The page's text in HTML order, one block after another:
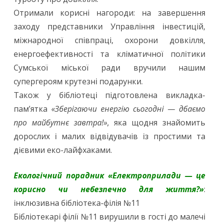
Отримали корисні нагороди: на завершення
заходу представники Управління інвестицій,
міжнародної співпраці, охорони довкілля,
енергоефективності та кліматичної політики
Сумської міської ради вручили нашим
супергероям крутезні подарунки.
Також у бібліотеці підготовлена викладка-
пам’ятка «Зберігаючи енергію сьогодні — дбаємо
про майбутнє завтра!», яка щодня знайомить
дорослих і малих відвідувачів із простими та
дієвими еко-лайфхаками.
Екологічний порадник «Електроприлади — це
корисно чи небезпечно для життя?»:
інклюзивна бібліотека-філія №11
Бібліотекарі філії №11 вирушили в гості до малечі